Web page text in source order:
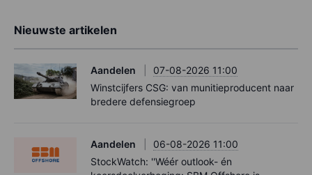
Nieuwste artikelen
Aandelen
07-08-2026 11:00
Winstcijfers CSG: van munitieproducent naar
bredere defensiegroep
Aandelen
06-08-2026 11:00
StockWatch: ''Wéér outlook- én